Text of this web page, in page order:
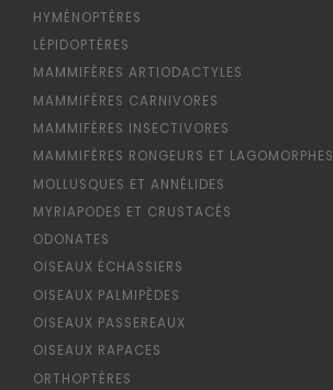
HYMÉNOPTÈRES
LÉPIDOPTÈRES
MAMMIFÈRES ARTIODACTYLES
MAMMIFÈRES CARNIVORES
MAMMIFÈRES INSECTIVORES
MAMMIFÈRES RONGEURS ET LAGOMORPHES
MOLLUSQUES ET ANNÉLIDES
MYRIAPODES ET CRUSTACÉS
ODONATES
OISEAUX ÉCHASSIERS
OISEAUX PALMIPÈDES
OISEAUX PASSEREAUX
OISEAUX RAPACES
ORTHOPTÈRES